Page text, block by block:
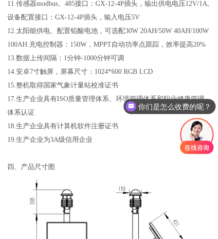
11.传感器modbus 、485接口：GX-12-4P插头，输出供电电压12V/1A,
设备配置接口：GX-12-4P插头，输入电压5V
12. 太阳能供电、配置铅酸电池，可选配30W 20AH/50W 40AH/100W
100AH. 充电控制器： 150W ，MPPT自动功率点跟踪，效率提高20%
13.数据上传间隔： 1分钟-1000分钟可调
14.安卓7寸触屏，屏幕尺寸： 1024*600 RGB LCD
15.整机取得国家气象计量站校准证书
17.生产企业具有ISO质量管理体系、环境管理体系和职业健康管理
体系认证
18.生产企业具有计算机软件注册证书
19.生产企业为3A级信用企业
四、产品尺寸图
你们是怎么收费的呢？